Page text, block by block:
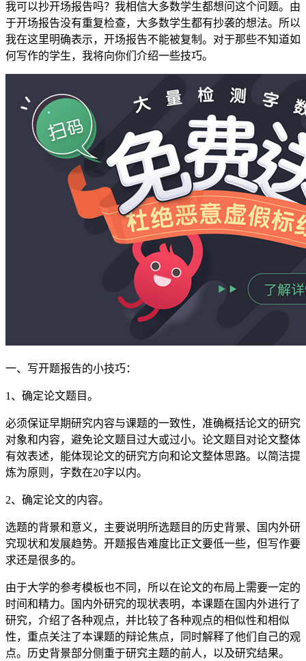
我可以抄开场报告吗？我相信大多数学生都想问这个问题。由
于开场报告没有重复检查，大多数学生都有抄袭的想法。所以
我在这里明确表示，开场报告不能被复制。对于那些不知道如
何写作的学生，我将向你们介绍一些技巧。
一、写开题报告的小技巧：
1、确定论文题目。
必须保证早期研究内容与课题的一致性，准确概括论文的研究
对象和内容，避免论文题目过大或过小。论文题目对论文整体
有效表述，能体现论文的研究方向和论文整体思路。以简洁提
炼为原则，字数在20字以内。
2、确定论文的内容。
选题的背景和意义，主要说明所选题目的历史背景、国内外研
究现状和发展趋势。开题报告难度比正文要低一些，但写作要
求还是很多的。
由于大学的参考模板也不同，所以在论文的布局上需要一定的
时间和精力。国内外研究的现状表明，本课题在国内外进行了
研究，介绍了各种观点，并比较了各种观点的相似性和相似
性，重点关注了本课题的辩论焦点，同时解释了他们自己的观
点。历史背景部分侧重于研究主题的前人，以及研究结果。